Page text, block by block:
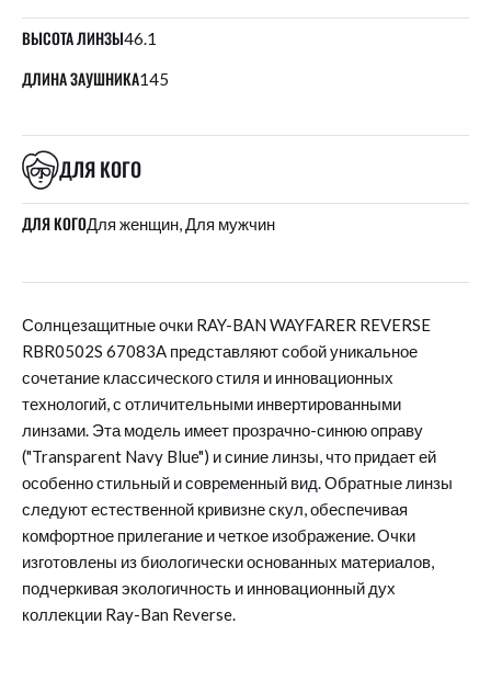
ВЫСОТА ЛИНЗЫ46.1
ДЛИНА ЗАУШНИКА145
ДЛЯ КОГО
ДЛЯ КОГОДля женщин, Для мужчин
Солнцезащитные очки RAY-BAN WAYFARER REVERSE
RBR0502S 67083A представляют собой уникальное
сочетание классического стиля и инновационных
технологий, с отличительными инвертированными
линзами. Эта модель имеет прозрачно-синюю оправу
("Transparent Navy Blue") и синие линзы, что придает ей
особенно стильный и современный вид. Обратные линзы
следуют естественной кривизне скул, обеспечивая
комфортное прилегание и четкое изображение. Очки
изготовлены из биологически основанных материалов,
подчеркивая экологичность и инновационный дух
коллекции Ray-Ban Reverse.